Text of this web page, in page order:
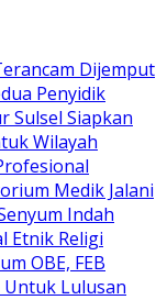
Dijemput
Penyidik
Sulsel Siapkan
Wilayah
Medik Jalani
Indah
Etnik Religi
OBE, FEB
Lulusan